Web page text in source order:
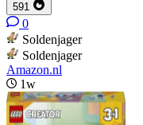
591
0
Soldenjager
Soldenjager
Amazon.nl
1w